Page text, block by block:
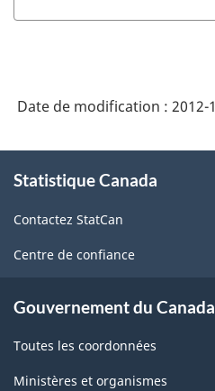
par
3ième
ARCHIVÉ
-
-
Date de modification : 2012-
propos
ce
site
Statistique Canada
Contactez StatCan
Centre de confiance
Gouvernement du Canada
Toutes les coordonnées
Ministères et organismes